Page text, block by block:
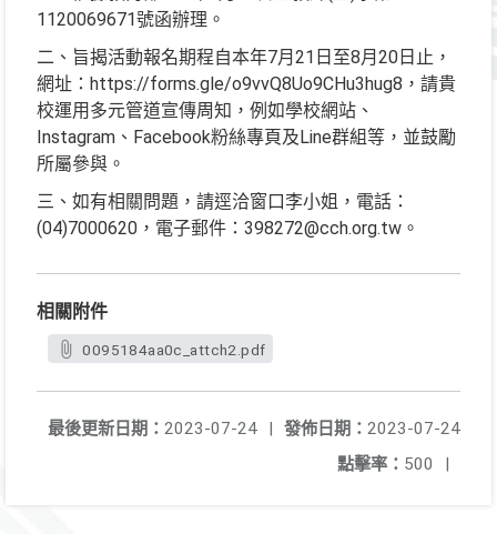
1120069671號函辦理。
二、旨揭活動報名期程自本年7月21日至8月20日止，
網址：https://forms.gle/o9vvQ8Uo9CHu3hug8，請貴
校運用多元管道宣傳周知，例如學校網站、
Instagram、Facebook粉絲專頁及Line群組等，並鼓勵
所屬參與。
三、如有相關問題，請逕洽窗口李小姐，電話：
(04)7000620，電子郵件：398272@cch.org.tw。
相關附件
0095184aa0c_attch2.pdf
發佈日期： 2023-07-24
最後更新日期： 2023-07-24
|
點擊率： 500 |